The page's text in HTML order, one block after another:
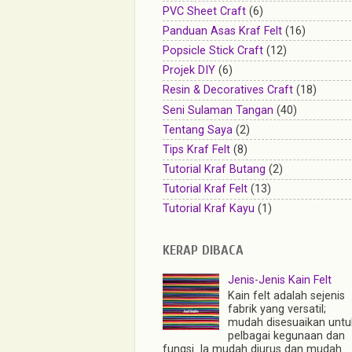
PVC Sheet Craft (6)
Panduan Asas Kraf Felt (16)
Popsicle Stick Craft (12)
Projek DIY (6)
Resin & Decoratives Craft (18)
Seni Sulaman Tangan (40)
Tentang Saya (2)
Tips Kraf Felt (8)
Tutorial Kraf Butang (2)
Tutorial Kraf Felt (13)
Tutorial Kraf Kayu (1)
KERAP DIBACA
Jenis-Jenis Kain Felt
Kain felt adalah sejenis
fabrik yang versatil;
mudah disesuaikan
pelbagai kegunaan dan
fungsi. Ia mudah diurus dan mudah